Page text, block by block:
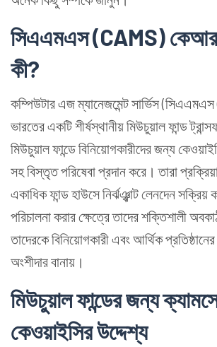
সিএএমএস (CAMS)
কী?
কম্পিউটার এজ ম্যানেজমেন্ট সার্ভিস (সিএএমএস
ভারতের একটি শীর্ষস্থানীয় মিউচুয়াল ফান্ড
মিউচুয়াল ফান্ডে বিনিয়োগকারীদের জন্য
সহ বিস্তৃত পরিষেবা প্রদান করে। তারা
একাধিক ফান্ড হাউসে নির্ঝঞ্ঝাট লেনদেন
পরিচালনা করার ক্ষেত্রে তাদের শক্তিশালী
তাদেরকে বিনিয়োগকারী এবং আর্থিক
অংশীদার বানায়।
মিউচুয়াল ফান্ডের জন্য
কেওয়াইসির উদ্দেশ্য